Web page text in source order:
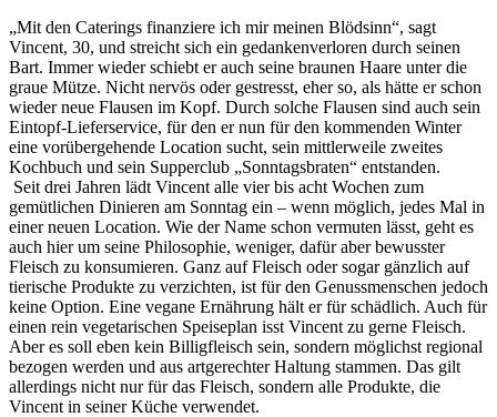
„Mit den Caterings finanziere ich mir meinen Blödsinn“, sagt
Vincent, 30, und streicht sich ein gedankenverloren durch seinen
Bart. Immer wieder schiebt er auch seine braunen Haare unter die
graue Mütze. Nicht nervös oder gestresst, eher so, als hätte er schon
wieder neue Flausen im Kopf. Durch solche Flausen sind auch sein
Eintopf-Lieferservice, für den er nun für den kommenden Winter
eine vorübergehende Location sucht, sein mittlerweile zweites
Kochbuch und sein Supperclub „Sonntagsbraten“ entstanden.
Seit drei Jahren lädt Vincent alle vier bis acht Wochen zum
gemütlichen Dinieren am Sonntag ein – wenn möglich, jedes Mal in
einer neuen Location. Wie der Name schon vermuten lässt, geht es
auch hier um seine Philosophie, weniger, dafür aber bewusster
Fleisch zu konsumieren. Ganz auf Fleisch oder sogar gänzlich auf
tierische Produkte zu verzichten, ist für den Genussmenschen jedoch
keine Option. Eine vegane Ernährung hält er für schädlich. Auch für
einen rein vegetarischen Speiseplan isst Vincent zu gerne Fleisch.
Aber es soll eben kein Billigfleisch sein, sondern möglichst regional
bezogen werden und aus artgerechter Haltung stammen. Das gilt
allerdings nicht nur für das Fleisch, sondern alle Produkte, die
Vincent in seiner Küche verwendet.